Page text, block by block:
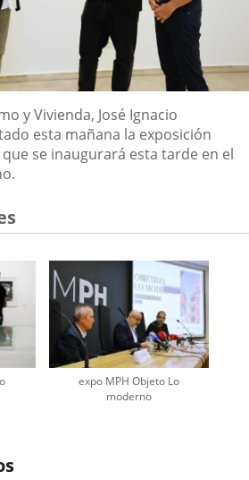
y Vivienda, José Ignacio
esta mañana la exposición
se inaugurará esta tarde en el
expo MPH Objeto Lo
moderno